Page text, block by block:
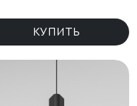
КУПИТЬ